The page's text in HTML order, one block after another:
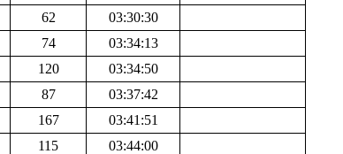
62
03:30:30
74
03:34:13
120
03:34:50
87
03:37:42
167
03:41:51
115
03:44:00